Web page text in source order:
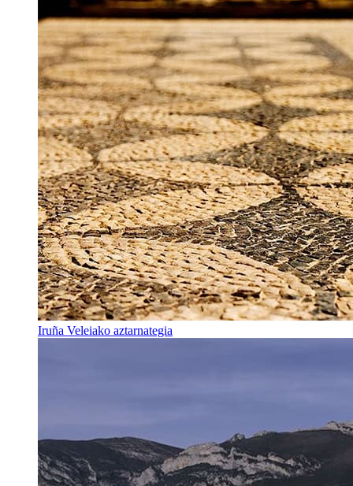
Iruña Veleiako aztarnategia